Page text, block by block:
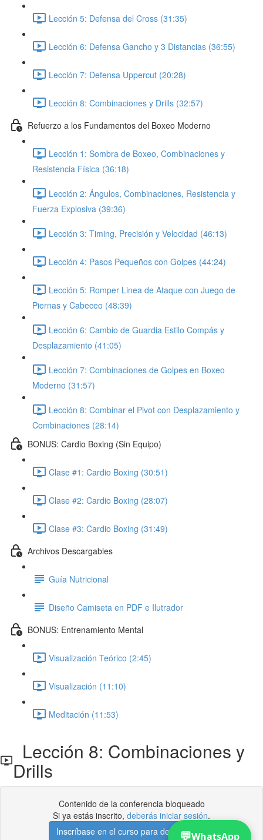
Lección 5: Defensa del Cross (31:35)
Lección 6: Defensa Gancho y 3 Distancias (36:55)
Lección 7: Defensa Uppercut (20:28)
Lección 8: Combinaciones y Drills (32:57)
Refuerzo a los Fundamentos del Boxeo Moderno
Lección 1: Sombra de Boxeo, Combinaciones y
Resistencia Física (36:18)
Lección 2: Ángulos, Combinaciones, Resistencia y
Fuerza Explosiva (39:36)
Lección 3: Timing, Precisión y Velocidad (46:13)
Lección 4: Pasos Pequeños con Golpes (44:24)
Lección 5: Romper Linea de Ataque con Juego de
Piernas y Cabeceo (48:39)
Lección 6: Cambio de Guardia Estilo Compás y
Desplazamiento (41:05)
Lección 7: Combinaciones de Golpes en Boxeo
Moderno (31:57)
Lección 8: Combinar el Pivot con Desplazamiento y
Combinaciones (28:14)
BONUS: Cardio Boxing (Sin Equipo)
Clase #1: Cardio Boxing (30:51)
Clase #2: Cardio Boxing (28:07)
Clase #3: Cardio Boxing (31:49)
Archivos Descargables
Guía Nutricional
Diseño Camiseta en PDF e Ilutrador
BONUS: Entrenamiento Mental
Visualización Teórico (2:45)
Visualización (11:10)
Meditación (11:53)
Lección 8: Combinaciones y
Drills
Contenido de la conferencia bloqueado
Si ya estás inscrito, deberás iniciar sesión.
Inscríbase en el curso para desbloquear
💬WhatsApp